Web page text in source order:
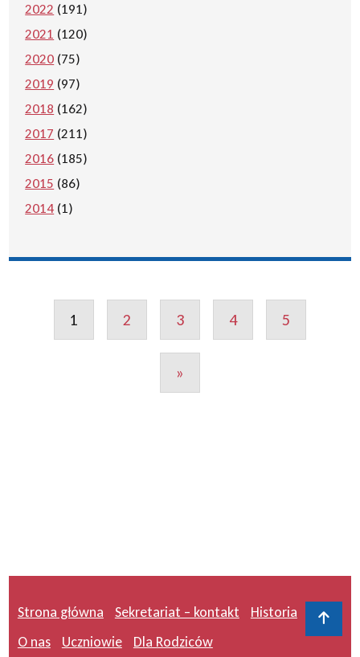
2022 (191)
2021 (120)
2020 (75)
2019 (97)
2018 (162)
2017 (211)
2016 (185)
2015 (86)
2014 (1)
1 2 3 4 5
»
Strona główna Sekretariat – kontakt
Historia
O nas
Uczniowie Dla Rodziców
Do